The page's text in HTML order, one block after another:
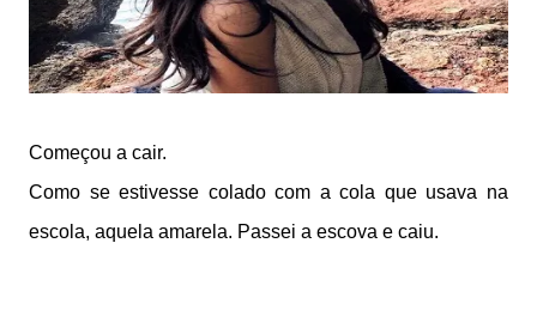
Começou a cair.
Como se estivesse colado com a cola que usava na
escola, aquela amarela. Passei a escova e caiu.